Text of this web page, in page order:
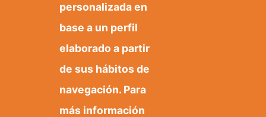
personalizada en
base a un perfil
elaborado a partir
de sus hábitos de
navegación. Para
más información